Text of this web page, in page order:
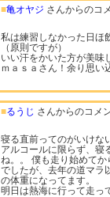
■亀オヤジ さんからのコ
私は練習しなかった日ほ
（原則ですが）
いい汗をかいた方が美味
ｍａｓａさん！余り思
■るうじ さんからのコメ
寝る直前ってのがいけな
アルコールに限らず、寝
ね。。 僕も走り始めて
でしたが、去年の道マラ
の体重になってます。
明日は熱海に行って走っ